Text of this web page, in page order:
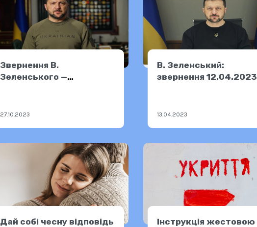
Звернення В.
Зеленського —
27.10.2023
В. Зеленський:
звернення 12.04.2023
13.04.2023
Дай собі чесну відповідь
Інструкція жестовою